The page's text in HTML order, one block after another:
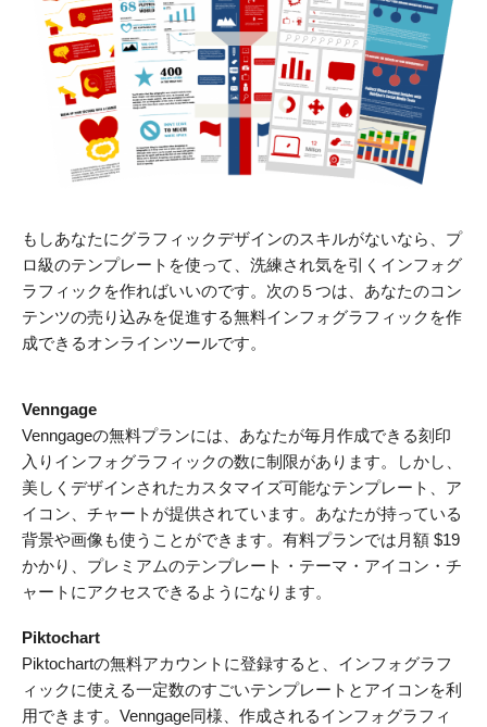
もしあなたにグラフィックデザインのスキルがないなら、プ
ロ級のテンプレートを使って、洗練され気を引くインフォグ
ラフィックを作ればいいのです。次の５つは、あなたのコン
テンツの売り込みを促進する無料インフォグラフィックを作
成できるオンラインツールです。
Venngage
Venngageの無料プランには、あなたが毎月作成できる刻印
入りインフォグラフィックの数に制限があります。しかし、
美しくデザインされたカスタマイズ可能なテンプレート、ア
イコン、チャートが提供されています。あなたが持っている
背景や画像も使うことができます。有料プランでは月額 $19
かかり、プレミアムのテンプレート・テーマ・アイコン・チ
ャートにアクセスできるようになります。
Piktochart
Piktochartの無料アカウントに登録すると、インフォグラフ
ィックに使える一定数のすごいテンプレートとアイコンを利
用できます。Venngage同様、作成されるインフォグラフィ